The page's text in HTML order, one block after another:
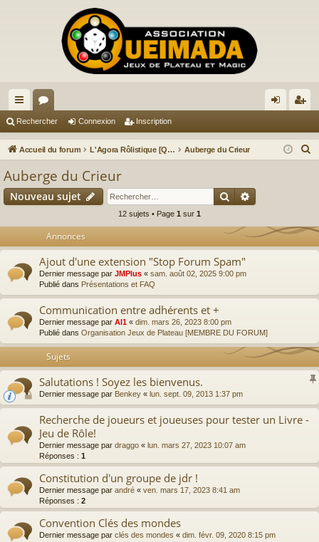
ac
co
s
or
u ne cri
Rechercher Connexion Inscription
Accueil du forum L'Agora Rôlistique [QUEIMADIEN] Auberge du Crieur
r
Auberge du Crieur
Nouveau sujet Rechercher
12 sujets • Page 1 sur 1
Annonces
Ajout d'une extension "Stop Forum Spam"
Dernier message par JMPlus « sam. août 02, 2025 9:00 pm
Publié dans Présentations et FAQ
Communication entre adhérents et +
Dernier message par Al1 « dim. mars 26, 2023 8:00 pm
Publié dans Organisation Jeux de Plateau [MEMBRE DU FORUM]
Sujets
Salutations ! Soyez les bienvenus.
Dernier message par Benkey « lun. sept. 09, 2013 1:37 pm
Recherche de joueurs et joueuses pour tester un Livre -
Jeu de Rôle!
Dernier message par draggo « lun. mars 27, 2023 10:07 am
Réponses : 1
Constitution d'un groupe de jdr !
Dernier message par andré « ven. mars 17, 2023 8:41 am
Réponses : 2
Convention Clés des mondes
Dernier message par clés des mondes « dim. févr. 09, 2020 8:15 pm